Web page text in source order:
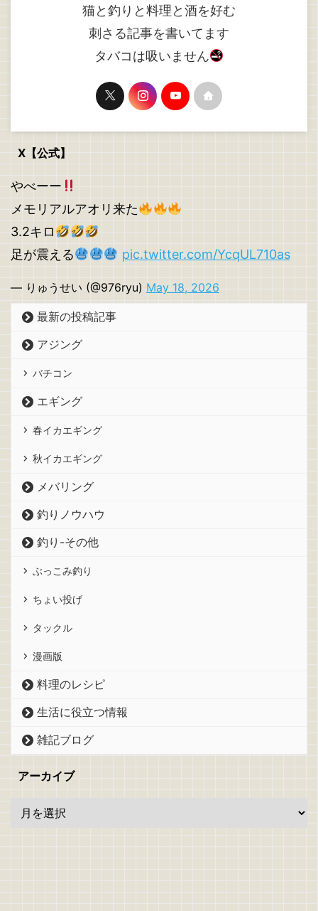
猫と釣りと料理と酒を好む
刺さる記事を書いてます
タバコは吸いません
X【公式】
やべーー
メモリアルアオリ来た
3.2キロ
足が震える
pic.twitter.com/YcqUL710as
— りゅうせい (@976ryu) May 18, 2026
最新の投稿記事
アジング
バチコン
エギング
春イカエギング
秋イカエギング
メバリング
釣りノウハウ
釣り-その他
ぶっこみ釣り
ちょい投げ
タックル
漫画版
料理のレシピ
生活に役立つ情報
雑記ブログ
アーカイブ